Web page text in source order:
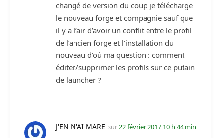
changé de version du coup je télécharge
le nouveau forge et compagnie sauf que
il y a l’air d’avoir un conflit entre le profil
de l’ancien forge et l’installation du
nouveau d’où ma question : comment
éditer/supprimer les profils sur ce putain
de launcher ?
J'EN N'AI MARE sur22 février 2017 10 h 44 min